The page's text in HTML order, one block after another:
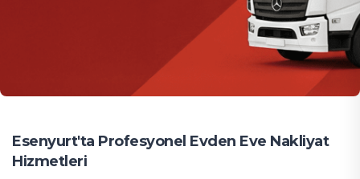
Esenyurt'ta Profesyonel Evden Eve Nakliyat
Hizmetleri